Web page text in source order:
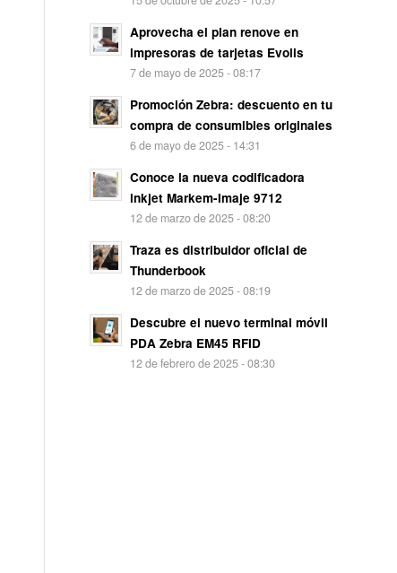
Aprovecha el plan renove en
impresoras de tarjetas Evolis
7 de mayo de 2025 - 08:17
Promoción Zebra: descuento en tu
compra de consumibles originales
6 de mayo de 2025 - 14:31
Conoce la nueva codificadora
inkjet Markem-Imaje 9712
12 de marzo de 2025 - 08:20
Traza es distribuidor oficial de
Thunderbook
12 de marzo de 2025 - 08:19
Descubre el nuevo terminal móvil
PDA Zebra EM45 RFID
12 de febrero de 2025 - 08:30